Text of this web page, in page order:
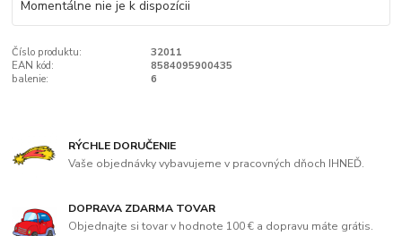
Momentálne nie je k dispozícii
Číslo produktu:
32011
EAN kód:
8584095900435
balenie:
6
RÝCHLE DORUČENIE
Vaše objednávky vybavujeme v pracovných dňoch IHNEĎ.
DOPRAVA ZDARMA TOVAR
Objednajte si tovar v hodnote 100 € a dopravu máte grátis.